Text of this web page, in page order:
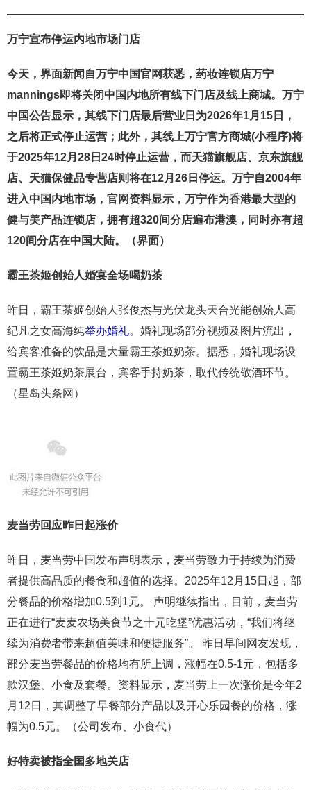
万宁宣布停运内地市场门店
今天，界面新闻自万宁中国官网获悉，药妆连锁店万宁
mannings即将关闭中国内地所有线下门店及线上商城。万宁
中国公告显示，其线下门店最后营业日为2026年1月15日，
之后将正式停止运营；此外，其线上万宁官方商城(小程序)将
于2025年12月28日24时停止运营，而天猫旗舰店、京东旗舰
店、天猫保健品专营店则将在12月26日停运。万宁自2004年
进入中国内地市场，官网资料显示，万宁作为香港最大型的
健与美产品连锁店，拥有超320间分店遍布港澳，同时亦有超
120间分店在中国大陆。（界面）
霸王茶姬创始人婚宴全场喝奶茶
昨日，霸王茶姬创始人张俊杰与光伏龙头天合光能创始人高
纪凡之女高海纯举办婚礼。婚礼现场部分视频及图片流出，
给宾客准备的饮品是大量霸王茶姬奶茶。据悉，婚礼现场设
置霸王茶姬奶茶展台，宾客手持奶茶，取代传统敬酒环节。
（星岛头条网）
麦当劳回应昨日起涨价
昨日，麦当劳中国发布声明表示，麦当劳致力于持续为消费
者提供高品质的餐食和超值的选择。2025年12月15日起，部
分餐品的价格增加0.5到1元。 声明继续指出，目前，麦当劳
正在进行“麦麦农场美食节之十元吃堡”优惠活动，“我们将继
续为消费者带来超值美味和便捷服务”。 昨日早间网友发现，
部分麦当劳餐品的价格均有所上调，涨幅在0.5-1元，包括多
款汉堡、小食及套餐。资料显示，麦当劳上一次涨价是今年2
月12日，其调整了早餐部分产品以及开心乐园餐的价格，涨
幅为0.5元。（公司发布、小食代）
好特卖被指全国多地关店